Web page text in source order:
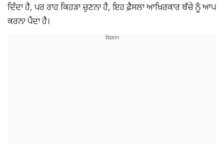
ਦਿੰਦਾ ਹੈ, ਪਰ ਰਾਹ ਕਿਹੜਾ ਚੁਣਨਾ ਹੈ, ਇਹ ਫ਼ੈਸਲਾ ਆਖ਼ਿਰਕਾਰ ਬੱਚੇ ਨੂੰ ਆਪ
ਕਰਨਾ ਪੈਂਦਾ ਹੈ।